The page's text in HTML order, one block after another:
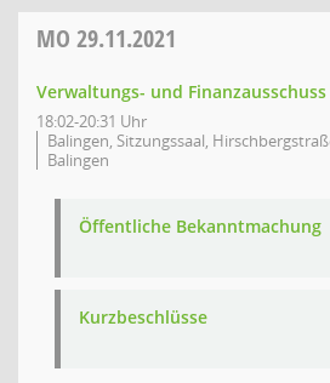
MO 29.11.2021
Verwaltungs- und Finanzausschuss
18:02-20:31 Uhr
Balingen, Sitzungssaal,
Balingen
Öffentliche Bekanntmachung
Kurzbeschlüsse